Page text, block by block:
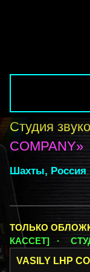
Студия
COMPANY»
Шахты, Россия
ТОЛЬКО
КАССЕТ] ·